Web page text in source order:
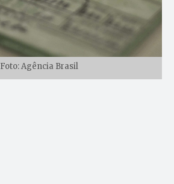
Foto: Agência Brasil